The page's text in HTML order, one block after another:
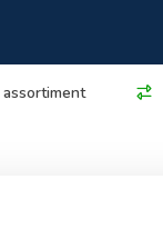
assortiment